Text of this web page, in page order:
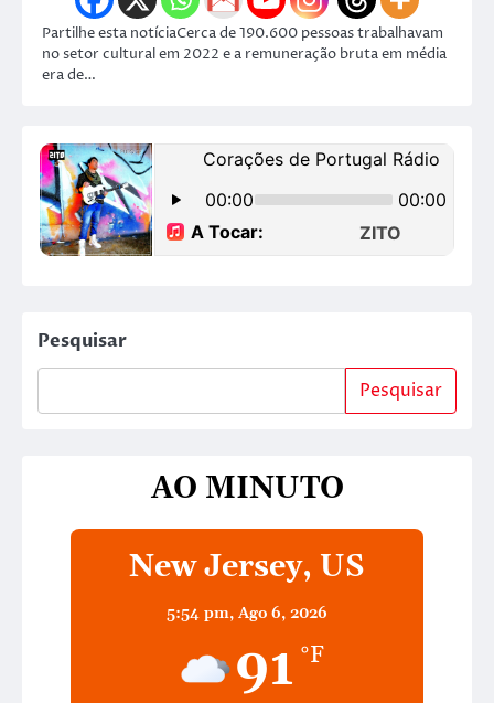
Partilhe esta notíciaCerca de 190.600 pessoas trabalhavam
no setor cultural em 2022 e a remuneração bruta em média
era de…
Pesquisar
Pesquisar
AO MINUTO
New Jersey, US
5:54 pm, Ago 6, 2026
91 °F